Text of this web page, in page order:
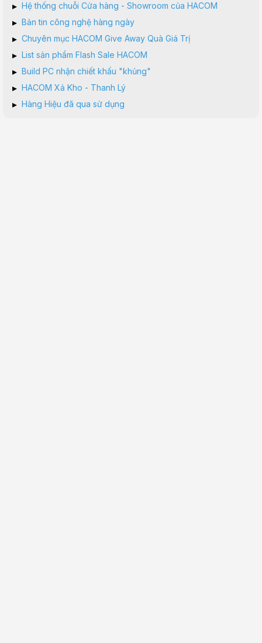
▸ Hệ thống chuỗi Cửa hàng - Showroom của HACOM
▸ Bản tin công nghệ hàng ngày
▸ Chuyên mục HACOM Give Away Quà Giá Trị
▸ List sản phẩm Flash Sale HACOM
▸ Build PC nhận chiết khấu "khủng"
▸ HACOM Xả Kho - Thanh Lý
▸ Hàng Hiệu đã qua sử dụng